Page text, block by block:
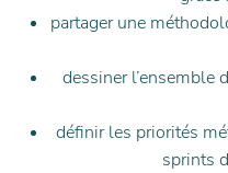
partager une
dessiner l’ensemble
définir les priorités
sprints